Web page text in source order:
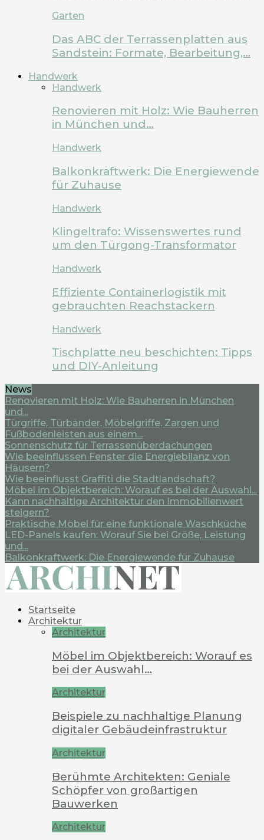
Garten
Das ABC der Terrassenplatten aus
Sandstein: Formate, Bearbeitung,…
Handwerk
Handwerk
Renovieren mit Holz: Wie Bauherren
in München und…
Handwerk
Balkonkraftwerk: Die Energiewende
für Zuhause
Handwerk
Klingeltrafo: Wissenswertes rund
um den Türgong-Transformator
Handwerk
Effiziente Containerlogistik mit
gebrauchten Reachstackern
Handwerk
Tischplatte neu beschichten: Tipps
und DIY-Anleitung
News
Renovieren mit Holz: Wie Bauherren in München
und...
Türgriffe, Türbänder, Möbelgriffe, Zargen und
Fußbodenleisten aus einem...
Sonnenschutz für Terrassenüberdachungen
Wie beeinflussen Fenster die Energiebilanz von
Häusern?
Wie beeinflusst Graffiti die Stadtlandschaft?
Möbel im Objektbereich: Worauf es bei der Auswahl...
Kann nachhaltige Architektur den Immobilienwert
steigern?
Praktische Möbel für eine funktionale Waschküche
LED-Panels kaufen: Worauf Sie bei Größe, Leistung
und...
Balkonkraftwerk: Die Energiewende für Zuhause
Startseite
Architektur
Architektur
Möbel im Objektbereich: Worauf es
bei der Auswahl…
Architektur
Beispiele zu nachhaltige Planung
digitaler Gebäudeinfrastruktur
Architektur
Berühmte Architekten: Geniale
Schöpfer von großartigen
Bauwerken
Architektur